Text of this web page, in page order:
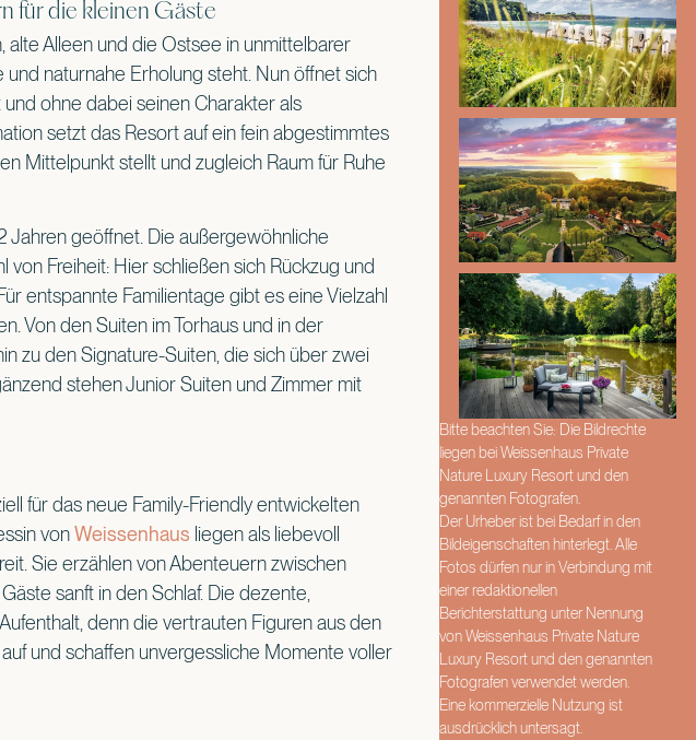
für die kleinen Gäste
alte Alleen und die Ostsee in unmittelbarer
naturnahe Erholung steht. Nun öffnet sich
ohne dabei seinen Charakter als
setzt das Resort auf ein fein abgestimmtes
Mittelpunkt stellt und zugleich Raum für Ruhe
Jahren geöffnet. Die außergewöhnliche
Freiheit: Hier schließen sich Rückzug und
entspannte Familientage gibt es eine Vielzahl
Von den Suiten im Torhaus und in der
zu den Signature-Suiten, die sich über zwei
stehen Junior Suiten und Zimmer mit
für das neue Family-Friendly entwickelten
vonWeissenhaus liegen als liebevoll
Sie erzählen von Abenteuern zwischen
sanft in den Schlaf. Die dezente,
denn die vertrauten Figuren aus den
und schaffen unvergessliche Momente voller
Bitte beachten Sie: Die Bildrechte
liegen bei Weissenhaus Private
Nature Luxury Resort und den
genannten Fotografen.
Der Urheber ist bei Bedarf in den
Bildeigenschaften hinterlegt. Alle
Fotos dürfen nur in Verbindung mit
einer redaktionellen
Berichterstattung unter Nennung
von Weissenhaus Private Nature
Luxury Resort und den genannten
Fotografen verwendet werden.
Eine kommerzielle Nutzung ist
ausdrücklich untersagt.